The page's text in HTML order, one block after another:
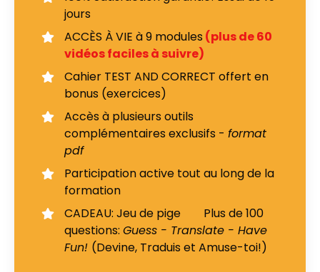
jours
ACCÈS À VIE à 9 modules(plus de 60
vidéos faciles à suivre)
Cahier TEST AND CORRECT offert en
bonus (exercices)
Accès à plusieurs outils
complémentaires exclusifs - format
pdf
Participation active tout au long de la
formation
CADEAU: Jeu de pige Plus de 100
questions: Guess - Translate - Have
Fun! (Devine, Traduis et Amuse-toi!)